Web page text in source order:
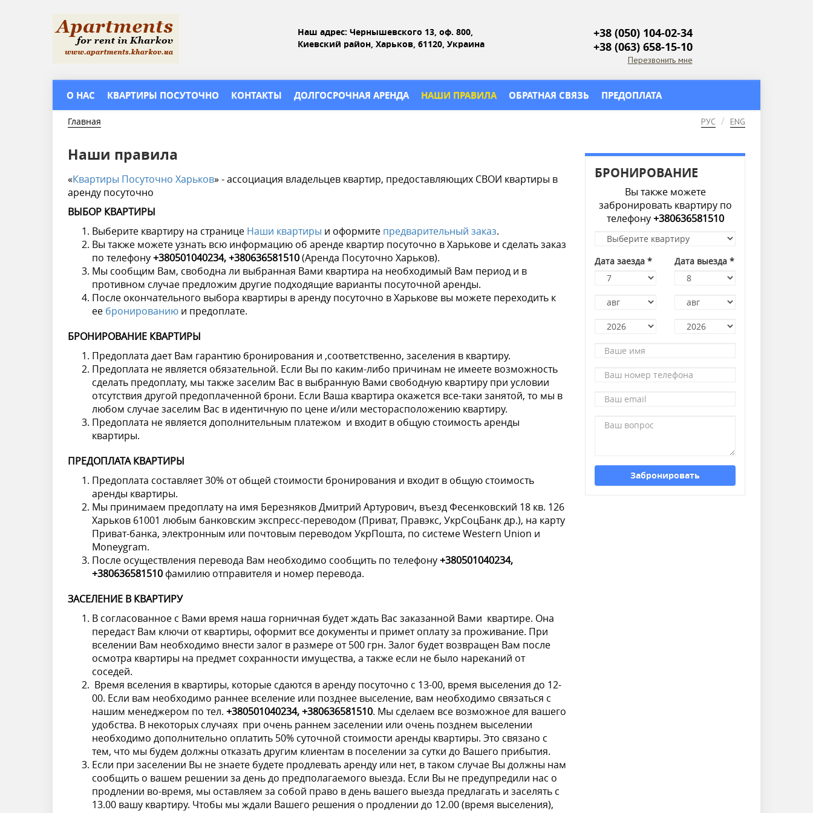
Наш адрес: Чернышевского 13, оф. 800,
Киевский район, Харьков, 61120, Украина
+38 (050) 104-02-34
+38 (063) 658-15-10
Перезвонить мне
О НАС КВАРТИРЫ ПОСУТОЧНО КОНТАКТЫ ДОЛГОСРОЧНАЯ АРЕНДА НАШИ ПРАВИЛА ОБРАТНАЯ СВЯЗЬ ПРЕДОПЛАТА
Главная РУС ENG
Наши правила
«Квартиры Посуточно Харьков» - ассоциация владельцев квартир, предоставляющих СВОИ квартиры в
аренду посуточно
ВЫБОР КВАРТИРЫ
Выберите квартиру на странице Наши квартиры и оформите предварительный заказ.
Вы также можете узнать всю информацию об аренде квартир посуточно в Харькове и сделать заказ
по телефону+380501040234, +380636581510(Аренда Посуточно Харьков).
Мы сообщим Вам, свободна ли выбранная Вами квартира на необходимый Вам период и в
противном случае предложим другие подходящие варианты посуточной аренды.
После окончательного выбора квартиры в аренду посуточно в Харькове вы можете переходить к
ее бронированию и предоплате.
БРОНИРОВАНИЕ КВАРТИРЫ
Предоплата дает Вам гарантию бронирования и ,соответственно, заселения в квартиру.
Предоплата не является обязательной. Если Вы по каким-либо причинам не имеете возможность
сделать предоплату, мы также заселим Вас в выбранную Вами свободную квартиру при условии
отсутствия другой предоплаченной брони. Если Ваша квартира окажется все-таки занятой, то мы в
любом случае заселим Вас в идентичную по цене и/или месторасположению квартиру.
Предоплата не является дополнительным платежом и входит в общую стоимость аренды
квартиры.
ПРЕДОПЛАТА КВАРТИРЫ
Предоплата составляет 30% от общей стоимости бронирования и входит в общую стоимость
аренды квартиры.
Мы принимаем предоплату на имя Березняков Дмитрий Артурович, въезд Фесенковский 18 кв. 126
Харьков 61001 любым банковским экспресс-переводом (Приват, Правэкс, УкрСоцБанк др.), на карту
Приват-банка, электронным или почтовым переводом УкрПошта, по системе Western Union и
Moneygram.
После осуществления перевода Вам необходимо сообщить по телефону+380501040234,
+380636581510 фамилию отправителя и номер перевода.
ЗАСЕЛЕНИЕ В КВАРТИРУ
В согласованное с Вами время наша горничная будет ждать Вас заказанной Вами квартире. Она
передаст Вам ключи от квартиры, оформит все документы и примет оплату за проживание. При
вселении Вам необходимо внести залог в размере от 500 грн. Залог будет возвращен Вам после
осмотра квартиры на предмет сохранности имущества, а также если не было нареканий от
соседей.
Время вселения в квартиры, которые сдаются в аренду посуточно c 13-00, время выселения до 12-
00. Если вам необходимо раннее вселение или позднее выселение, вам необходимо связаться с
нашим менеджером по тел. +380501040234, +380636581510. Мы сделаем все возможное для вашего
удобства. В некоторых случаях при очень раннем заселении или очень позднем выселении
необходимо дополнительно оплатить 50% суточной стоимости аренды квартиры. Это связано с
тем, что мы будем должны отказать другим клиентам в поселении за сутки до Вашего прибытия.
Если при заселении Вы не знаете будете продлевать аренду или нет, в таком случае Вы должны нам
сообщить о вашем решении за день до предполагаемого выезда. Если Вы не предупредили нас о
продлении во-время, мы оставляем за собой право в день вашего выезда предлагать и заселять с
13.00 вашу квартиру. Чтобы мы ждали Вашего решения о продлении до 12.00 (время выселения),
БРОНИРОВАНИЕ
Вы также можете
забронировать квартиру по
телефону+380636581510
Квартира
Дата заезда *
День
Месяц
Год
Дата выезда *
День
Месяц
Ваше
Ваш
телефона
Ваш
Комментарий
Забронировать